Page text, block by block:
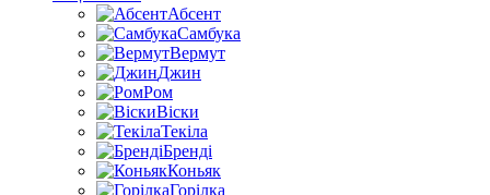
Абсент
Самбука
Вермут
Джин
Ром
Віски
Текіла
Бренді
Коньяк
Горілка